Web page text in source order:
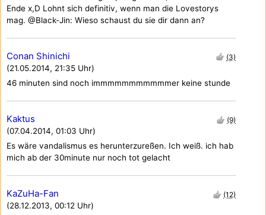
Ende x,D Lohnt sich definitiv, wenn man die Lovestorys
mag. @Black-Jin: Wieso schaust du sie dir dann an?
Conan Shinichi
(21.05.2014, 21:35 Uhr)
(3)
46 minuten sind noch immmmmmmmmmmer keine stunde
Kaktus
(07.04.2014, 01:03 Uhr)
(9)
Es wäre vandalismus es herunterzureßen. Ich weiß. ich hab
mich ab der 30minute nur noch tot gelacht
KaZuHa-Fan
(28.12.2013, 00:12 Uhr)
(12)